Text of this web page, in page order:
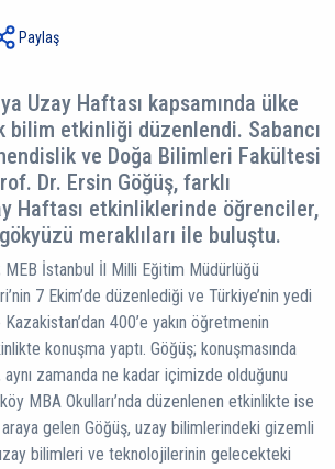
Paylaş
Uzay Haftası kapsamında ülke
bilim etkinliği düzenlendi. Sabancı
ve Doğa Bilimleri Fakültesi
Dr. Ersin Göğüş, farklı
Haftası etkinliklerinde öğrenciler,
meraklıları ile buluştu.
MEB İstanbul İl Milli Eğitim Müdürlüğü
7 Ekim’de düzenlediği ve Türkiye’nin yedi
400’e yakın öğretmenin
konuşma yaptı. Göğüş; konuşmasında
aynı zamanda ne kadar içimizde olduğunu
MBA Okulları’nda düzenlenen etkinlikte ise
gelen Göğüş, uzay bilimlerindeki gizemli
bilimleri ve teknolojilerinin gelecekteki